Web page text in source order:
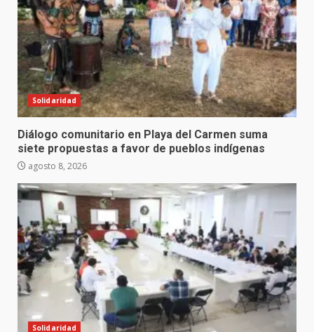
Solidaridad
Diálogo comunitario en Playa del Carmen suma
siete propuestas a favor de pueblos indígenas
agosto 8, 2026
Solidaridad